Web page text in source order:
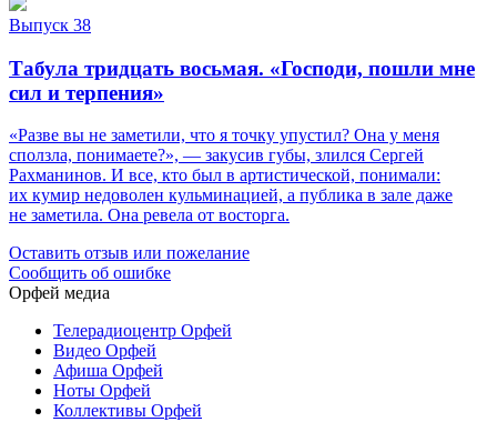
Выпуск 38
Табула тридцать восьмая. «Господи, пошли мне
сил и терпения»
«Разве вы не заметили, что я точку упустил? Она у меня
сползла, понимаете?», — закусив губы, злился Сергей
Рахманинов. И все, кто был в артистической, понимали:
их кумир недоволен кульминацией, а публика в зале даже
не заметила. Она ревела от восторга.
Оставить отзыв или пожелание
Сообщить об ошибке
Орфей медиа
Телерадиоцентр Орфей
Видео Орфей
Афиша Орфей
Ноты Орфей
Коллективы Орфей